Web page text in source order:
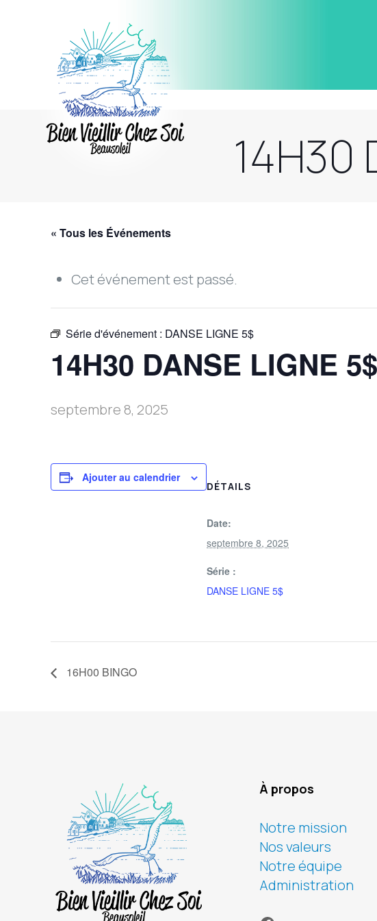
14H30
« Tous les Événements
Cet événement est passé.
Série d'événement : DANSE LIGNE 5$
14H30 DANSE LIGNE 5$
septembre 8, 2025
Ajouter au calendrier
DÉTAILS
Date:
septembre 8, 2025
Série :
DANSE LIGNE 5$
16H00 BINGO
À propos
Notre mission
Nos valeurs
Notre équipe
Administration